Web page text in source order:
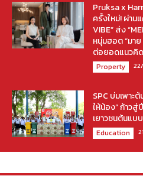
Pruksa x
ครั้งใหม่! ผ่าน
VIBE” ส่ง
หนุ่มฮอต “มา
ต่อยอดแนวคิ
Property
SPC บ่มเพา
ให้น้อง” ก้าว
เยาวชนต้นแบ
Education